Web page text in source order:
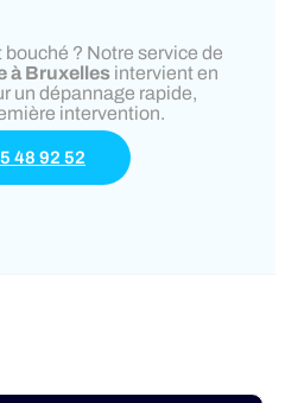
? Notre service de
à Bruxelles intervient en
un dépannage rapide,
intervention.
48 92 52